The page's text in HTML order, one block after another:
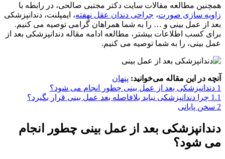
همچنین مطالعه مقالات سایت دکتر مجتبی صالحی، در رابطه با
زاویه سازی صورت، جراحی دندان عقل نهفته، ایمپلنت، دندانپزشکی
بعد از عمل بینی و … را به شما همراهان گرامی توصیه می کنیم.
برای کسب اطلاعات بیشتر، مطالعه ادامه مقاله دندانپزشکی بعد از
عمل بینی، را به شما توصیه می کنیم.
آنچه در این مقاله می‌خوانید: پنهان
1 دندانپزشکی بعد از عمل بینی چطور انجام می شود؟
1.1 چرا دندانپزشکی نباید بلافاصله بعد عمل بینی قرار بگیرد؟
2 سخن پایانی
دندانپزشکی بعد از عمل بینی چطور انجام
می شود؟